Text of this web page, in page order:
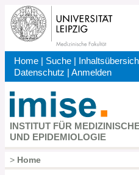
Direkt
zum
Inhalt
Kopfbereich
Home | Suche |
Datenschutz |Anmelden
INSTITUT FÜR
UND EPIDEMIOLOGIE
Pfadnavigation
> Home